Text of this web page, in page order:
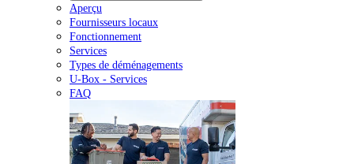
Aperçu
Fournisseurs locaux
Fonctionnement
Services
Types de déménagements
U-Box - Services
FAQ